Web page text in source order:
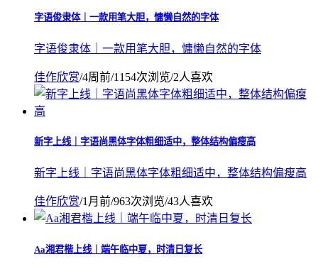
字语俊隶体｜一款用笔大胆，慵懒自然的字体
字语俊隶体｜一款用笔大胆，慵懒自然的字体
佳作欣赏/4周前/1154次浏览/2人喜欢
新字上线｜字语尚黑体字体粗细适中，整体结构偏瘦高
新字上线｜字语尚黑体字体粗细适中，整体结构偏瘦高
佳作欣赏/1月前/963次浏览/43人喜欢
Aa湘君楷上线｜端午临中夏，时清日复长